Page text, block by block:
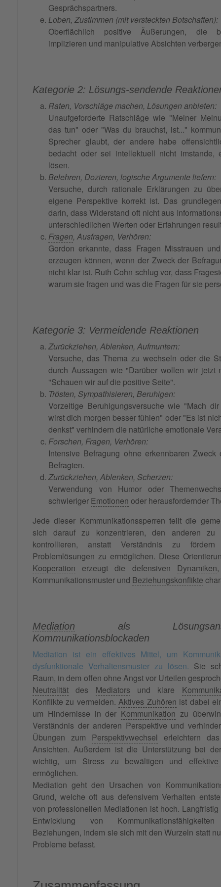
Gesprächspartners.
Loben, Zustimmen (mit versteckten Botschaften):
Oberflächlich positive Äußerungen, die
implizieren und manipulative Absichten
Kategorie 2: Lösungs-sendende
Raten, Vorschläge machen, Lösungen anbieten:
Unaufgeforderte Ratschläge wie "Meiner
das tun" oder "Was du brauchst, ist..."
Sprecher glaubt, der andere habe
bedacht oder sei intellektuell nicht imstande,
lösen.
Belehren, Dozieren, logische Argumente liefern:
Versuche, durch rationale Erklärungen zu
eigene Perspektive korrekt ist. Das
darin, dass Widerstand oft nicht aus
unterschiedlichen Werten oder Erfahrungen
Fragen, Ausfragen, Verhören:
Gordon erkannte, dass Fragen Misstrauen
erzeugen können, wenn der Zweck der
nicht klar ist. Ruth Cohn schlug vor, dass
warum sie fragen und was die Fragen für sie
Kategorie 3: Vermeidende Reaktionen
Zurückziehen, Ablenken, Aufmuntern:
Versuche, das Thema zu wechseln oder die
durch Aussagen wie "Darüber wollen wir jetzt
"Schauen wir auf die positive Seite".
Trösten, Sympathisieren, Beruhigen:
Vorzeitige Beruhigungsversuche wie "Mach
wirst dich morgen besser fühlen" oder "Es ist
denkst" verhindern die natürliche emotionale
Forschen, Fragen, Verhören:
Intensive Befragung ohne erkennbaren
Befragten.
Zurückziehen, Ablenken, Scherzen:
Verwendung von Humor oder
schwieriger Emotionen oder herausfordernder
Jede dieser Kommunikationssperren teilt die
sich darauf zu konzentrieren, den anderen zu
kontrollieren, anstatt Verständnis zu
Problemlösungen zu ermöglichen. Diese
Kooperation erzeugt die defensiven Dynamiken
Kommunikationsmuster und Beziehungskonflikte
Mediation als
Kommunikationsblockaden
Mediation ist ein effektives Mittel, um
dysfunktionale Verhaltensmuster zu lösen. Sie
Raum, in dem offen ohne Angst vor Urteilen
Neutralität des Mediators und klare
Konflikte zu vermeiden.Aktives Zuhören ist dabei
um Hindernisse in der Kommunikation zu
Verständnis der anderen Perspektive und
Übungen zum Perspektivwechsel erleichtern
Ansichten. Außerdem ist die Unterstützung bei
wichtig, um Stress zu bewältigen und
ermöglichen.
Mediation geht den Ursachen von
Grund, welche oft aus defensivem Verhalten
von professionellen Mediationen ist hoch.
Entwicklung von
Beziehungen, indem sie sich mit den Wurzeln statt
Probleme befasst.